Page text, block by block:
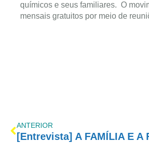
químicos e seus familiares. O
mensais gratuitos por meio de
ANTERIOR